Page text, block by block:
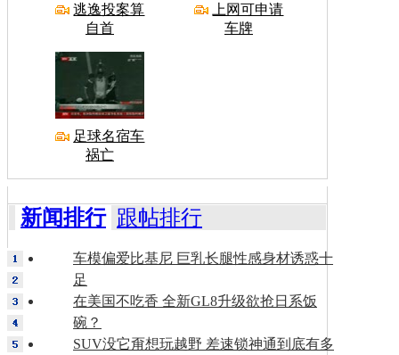
逃逸投案算
自首
上网可申请
车牌
足球名宿车
祸亡
新闻排行 跟帖排行
车模偏爱比基尼 巨乳长腿性感身材诱惑十
足
在美国不吃香 全新GL8升级欲抢日系饭
碗？
SUV没它甭想玩越野 差速锁神通到底有多